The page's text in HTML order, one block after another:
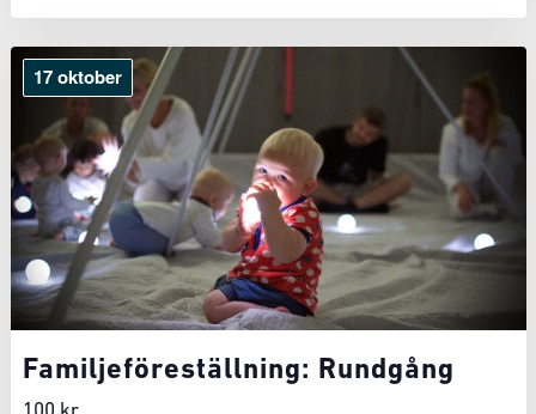
17 oktober
Familjeföreställning: Rundgång